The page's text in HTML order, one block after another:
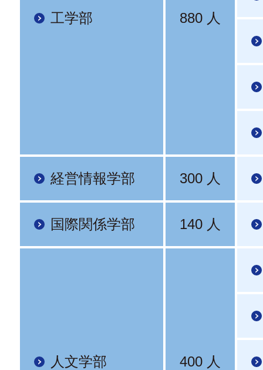
工学部 880 人
経営情報学部 300 人
国際関係学部 140 人
人文学部 400 人